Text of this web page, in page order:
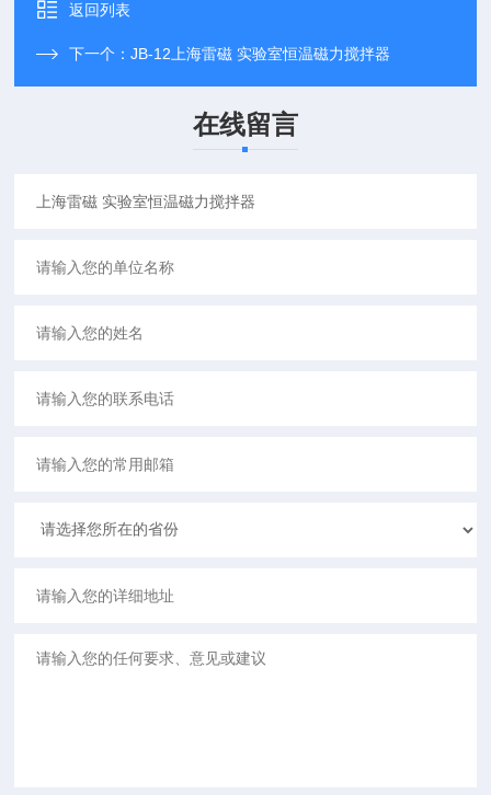
返回列表
下一个：JB-12上海雷磁 实验室恒温磁力搅拌器
在线留言